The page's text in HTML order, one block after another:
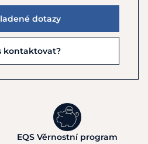
dotazy
kontaktovat?
EQS Věrnostní program